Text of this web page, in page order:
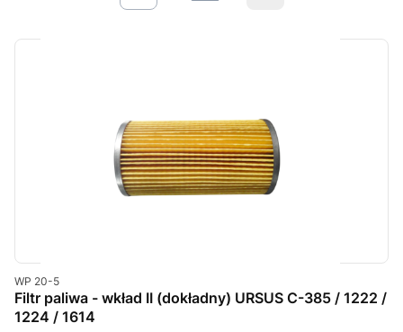
Kod produktu
WP 20-5
Filtr paliwa - wkład II (dokładny) URSUS C-385 / 1222 /
1224 / 1614